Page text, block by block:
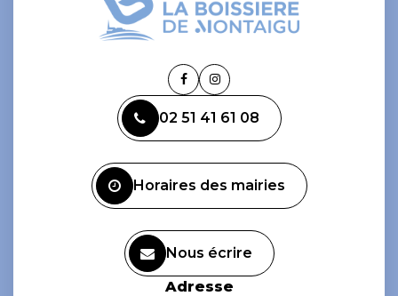
Lien
le
compte
Lien
le
compte
02 51 41 61 08
Horaires des mairies
Nous écrire
Adresse